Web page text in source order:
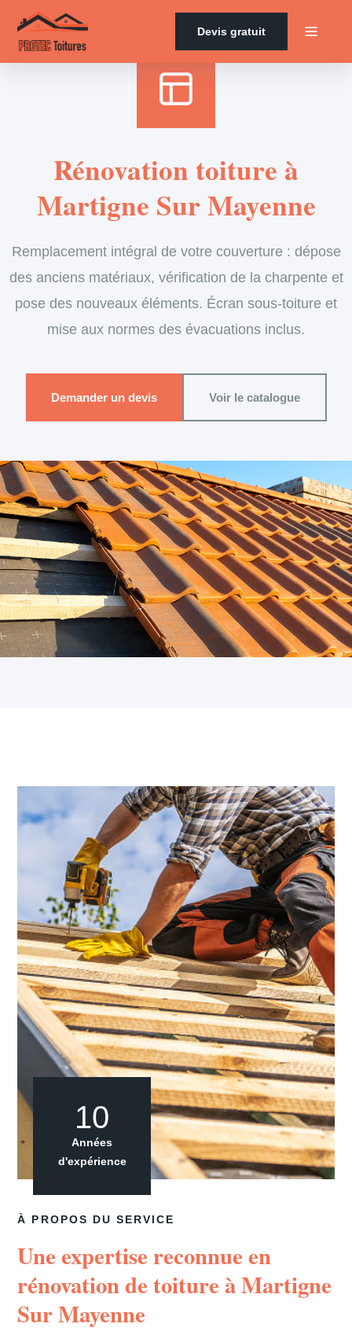
Devis gratuit
Rénovation toiture à
Martigne Sur Mayenne
Remplacement intégral de votre couverture : dépose
des anciens matériaux, vérification de la charpente et
pose des nouveaux éléments. Écran sous-toiture et
mise aux normes des évacuations inclus.
Demander un devis Voir le catalogue
À PROPOS DU SERVICE
Une expertise reconnue en
rénovation de toiture à Martigne
Sur Mayenne
10
Années
d'expérience